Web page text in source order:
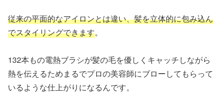
従来の平面的なアイロンとは違い、髪を立体的に包み込ん
でスタイリングできます。
132本もの電熱ブラシが髪の毛を優しくキャッチしながら
熱を伝えるためまるでプロの美容師にブローしてもらって
いるような仕上がりになるんです。